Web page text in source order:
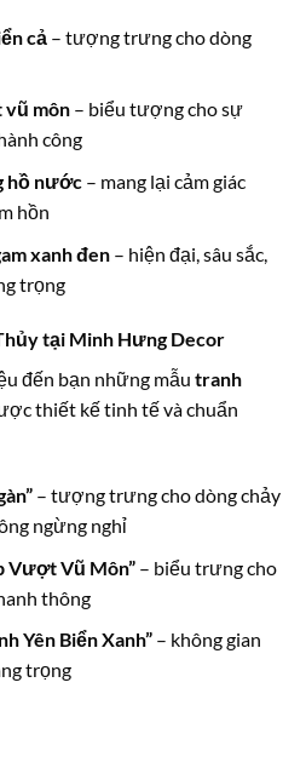
cả – tượng trưng cho dòng
vũ môn – biểu tượng cho sự
công
hồ nước – mang lại cảm giác
hồn
xanh đen – hiện đại, sâu sắc,
trọng
tại Minh Hưng Decor
đến bạn những mẫu tranh
thiết kế tinh tế và chuẩn
– tượng trưng cho dòng chảy
ngừng nghỉ
Vượt Vũ Môn”– biểu trưng cho
thông
Yên Biển Xanh”– không gian
trọng